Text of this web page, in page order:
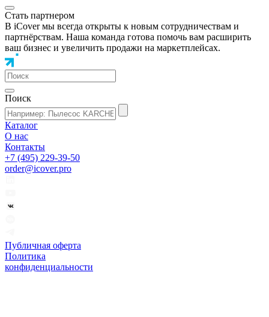
Стать партнером
В iCover мы всегда открыты к новым сотрудничествам и
партнёрствам. Наша команда готова помочь вам расширить
ваш бизнес и увеличить продажи на маркетплейсах.
Поиск
Каталог
О нас
Контакты
+7 (495) 229-39-50
order@icover.pro
Публичная оферта
Политика
конфиденциальности